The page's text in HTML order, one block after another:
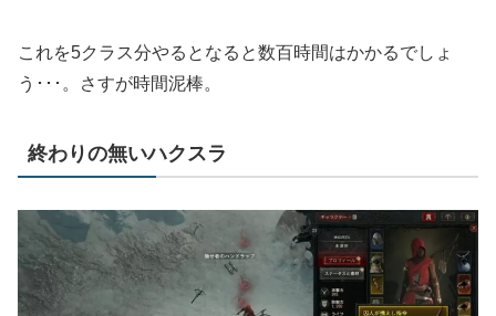
これを5クラス分やるとなると数百時間はかかるでしょ
う･･･。さすが時間泥棒。
終わりの無いハクスラ